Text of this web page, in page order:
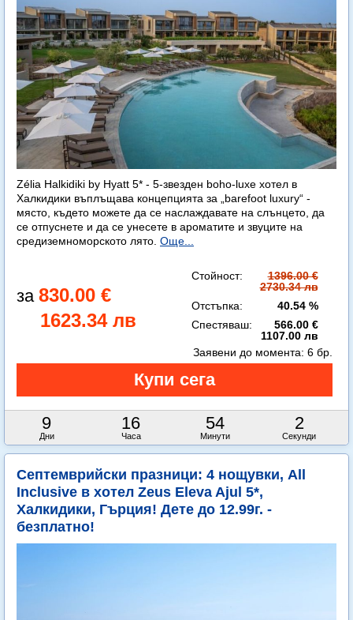
Zélia Halkidiki by Hyatt 5* - 5-звезден boho-luxe хотел в
Халкидики въплъщава концепцията за „barefoot luxury“ -
място, където можете да се наслаждавате на слънцето, да
се отпуснете и да се унесете в ароматите и звуците на
средиземноморското лято. Още...
830.00 €
1623.34 лв
Стойност:
1396.00 €
2730.34 лв
Отстъпка:
40.54 %
Спестяваш:
566.00 €
1107.00 лв
9
Дни
16
Часа
54
Минути
1
Секунда
Заявени до момента: 6 бр.
Септемврийски празници: 4 нощувки, All
Inclusive в хотел Zeus Eleva Ajul 5*,
Халкидики, Гърция! Дете до 12.99г. -
безплатно!